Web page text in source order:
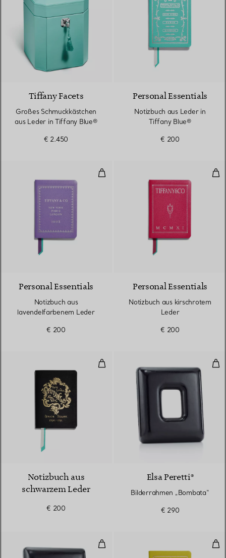
2 Farben
Tiffany Facets
Großes Schmuckkästchen
aus Leder in Tiffany Blue®
€ 2.450
Personal Essentials
Notizbuch aus Leder in
Tiffany Blue®
€ 200
Notizbuch aus
Personal Essentials
Notizbuch aus
lavendelfarbenem Leder
€ 200
Personal Essentials
Notizbuch aus kirschrotem
Leder
€ 200
Notizbuch aus schwarzem Leder
Notizbuch aus
schwarzem Leder
€ 200
Elsa Peretti®
Bilderrahmen „Bombata“
€ 290
Bilderrahmen „Bombata“